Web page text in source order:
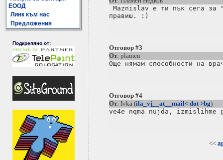
ЕООД
Линк към нас
Предложения
Подкрепяно от:
Maznislav е ти пък сега за
Отговор #3
От: plamen
Отговор #4
От: Ivka (ila_vj__at__mail< dot >bg)
<<